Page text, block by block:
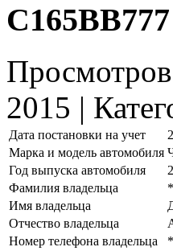
С165ВВ777
2015 |
Дата постановки на учет
Марка и модель автомобиля
Год выпуска автомобиля
Фамилия владельца
Имя владельца
Отчество владельца
Номер телефона владельца